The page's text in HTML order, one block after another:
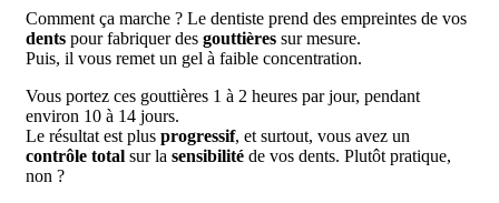
Comment ça marche ? Le dentiste prend des empreintes de vos
dents pour fabriquer des gouttières sur mesure.
Puis, il vous remet un gel à faible concentration.
Vous portez ces gouttières 1 à 2 heures par jour, pendant
environ 10 à 14 jours.
Le résultat est plus progressif, et surtout, vous avez un
contrôle total sur la sensibilité de vos dents. Plutôt pratique,
non ?